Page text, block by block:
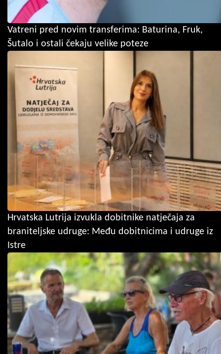
Vatreni pred novim transferima: Baturina, Fruk,
Šutalo i ostali čekaju velike poteze
Hrvatska Lutrija izvukla dobitnike natječaja za
braniteljske udruge: Među dobitnicima i udruge iz
Istre